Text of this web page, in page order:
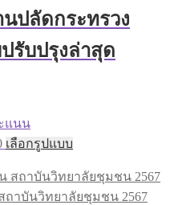
ปลัดกระทรวง
รับปรุงล่าสุด
แนน
เลือกรูปแบบ
าบันวิทยาลัยชุมชน 2567